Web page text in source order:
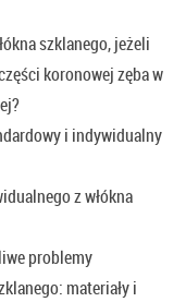
szklanego, jeżeli
koronowej zęba w
i indywidualny
z włókna
problemy
materiały i